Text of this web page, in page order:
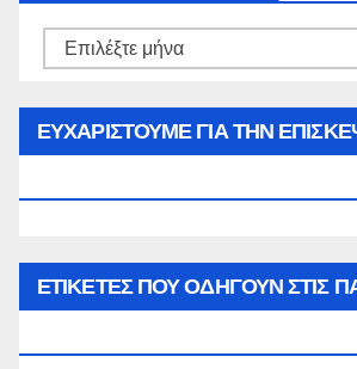
Αρθρα
ΕΥΧΑΡΙΣΤΟΥΜΕ ΓΙΑ ΤΗΝ
ΕΤΙΚΈΤΕΣ ΠΟΥ ΟΔΗΓΟΎΝ ΣΤΙΣ